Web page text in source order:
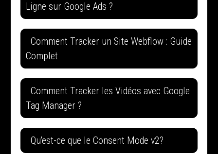
Ligne sur Google Ads ?
Comment Tracker un Site Webflow : Guide
Complet
Comment Tracker les Vidéos avec Google
Tag Manager ?
Qu'est-ce que le Consent Mode v2?